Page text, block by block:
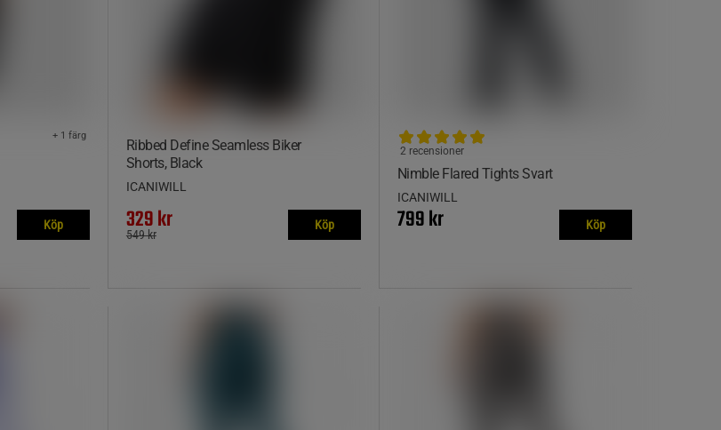
+ 1 färg
Köp
Ribbed Define Seamless Biker
Shorts, Black
ICANIWILL
329 kr
549 kr
Köp
Nimble Flared Tights Svart
2 recensioner
ICANIWILL
799 kr Köp